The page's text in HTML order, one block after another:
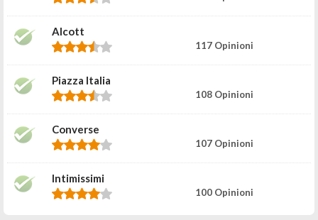
Alcott
117 Opinioni
Piazza Italia
108 Opinioni
Converse
107 Opinioni
Intimissimi
100 Opinioni